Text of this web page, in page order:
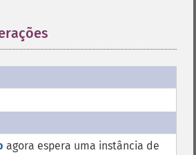
agora espera uma instância de